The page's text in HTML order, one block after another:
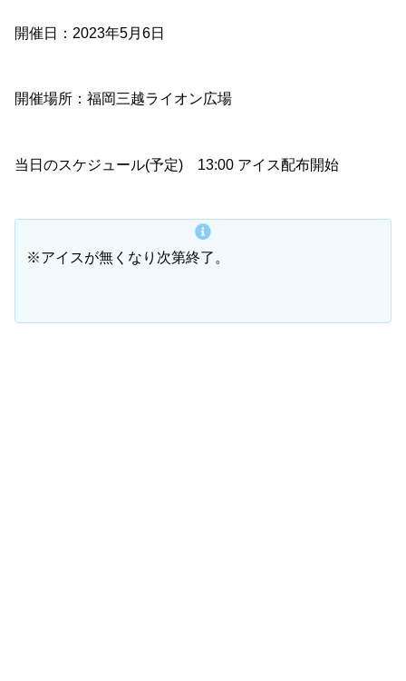
開催日：2023年5月6日
開催場所：福岡三越ライオン広場
当日のスケジュール(予定) 13:00 アイス配布開始
※アイスが無くなり次第終了。